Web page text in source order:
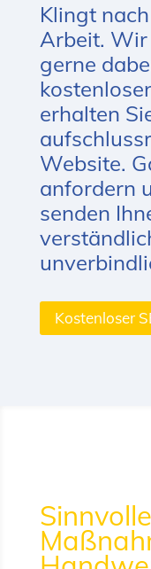
Klingt
Arbeit. Wir
gerne
erhalten
Website.
anfordern
senden
Kostenloser